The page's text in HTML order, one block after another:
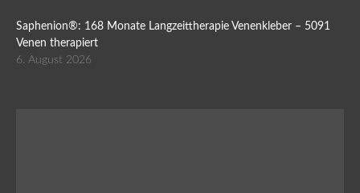
Saphenion®: 168 Monate Langzeittherapie Venenkleber – 5091
Venen therapiert
6. August 2026